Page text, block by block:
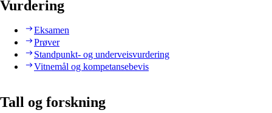
Vurdering
Eksamen
Prøver
Standpunkt- og underveisvurdering
Vitnemål og kompetansebevis
Tall og forskning